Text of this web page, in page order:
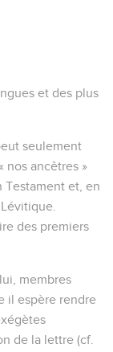
et des plus
seulement
nos ancêtres »
Testament et, en
des premiers
membres
il espère rendre
de la lettre (cf.